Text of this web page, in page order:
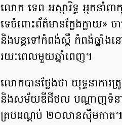
លោក ទេព អស្នារិទ្ធ អ្នកនាំព
ទេ​ចំពោះ​ព័ត៌មាន​ក្លែងក្លាយ​» ច
និងបន្ដទៅកំពង់ស្ពឺ កំពង់ឆ្នាំង​
រយៈ​ពេល​មួយ​ឆ្នាំពេញ​។
លោកបាន​ថ្លែងថា យុទ្ធនាការ​
និង​សម័យ​ឌីជីថល បណ្ដាញ​ទំនាក់
គ្រប​ដណ្ដប់​ ២០​លាន​ស៊ីមកាត​៕